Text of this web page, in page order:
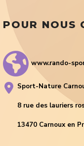
POUR NOUS
www.rando-
Sport-Nature
8 rue des lauriers
13470 Carnoux en